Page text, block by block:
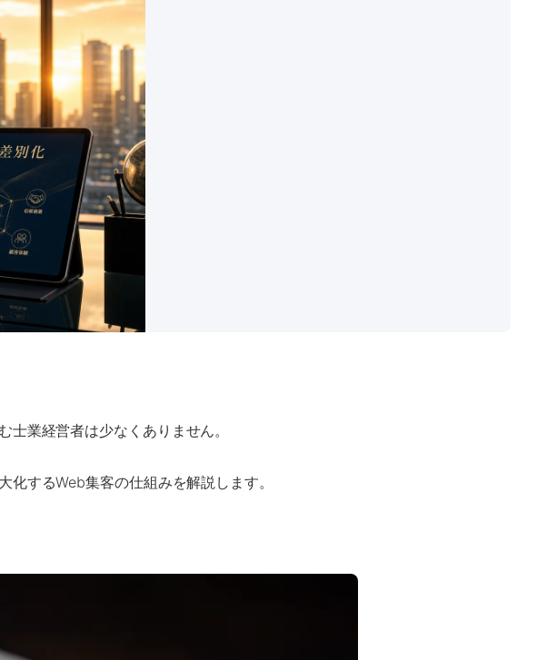
業経営者は少なくありません。
するWeb集客の仕組みを解説します。